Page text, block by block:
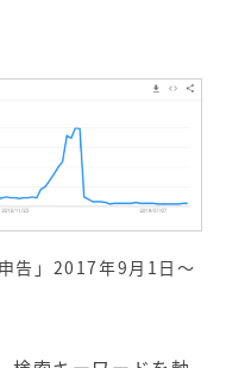
告」2017年9月1日～